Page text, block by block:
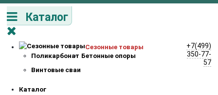
Каталог
Сезонные товары
Поликарбонат Бетонные опоры
Винтовые сваи
Каталог
+7(499)
350-77-
57